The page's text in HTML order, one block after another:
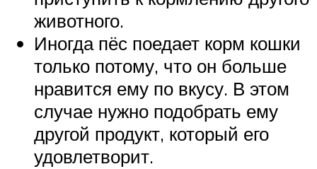
животного.
Иногда пёс поедает корм кошки
только потому, что он больше
нравится ему по вкусу. В этом
случае нужно подобрать ему
другой продукт, который его
удовлетворит.